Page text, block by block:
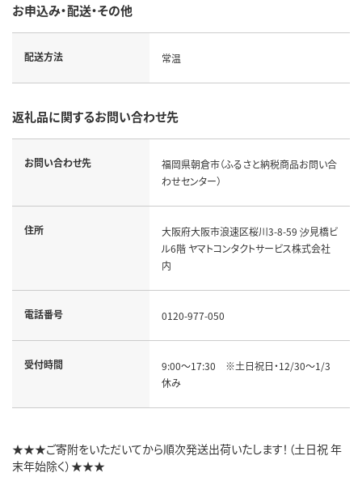
お申込み・配送・その他
配送方法 常温
返礼品に関するお問い合わせ先
お問い合わせ先
福岡県朝倉市（ふるさと納税商品お問い合
わせセンター）
住所
大阪府大阪市浪速区桜川3-8-59 汐見橋ビ
ル6階 ヤマトコンタクトサービス株式会社
内
電話番号 0120-977-050
受付時間
9:00～17:30 ※土日祝日・12/30～1/3
休み
★★★ご寄附をいただいてから順次発送出荷いたします！（土日祝 年
末年始除く）★★★